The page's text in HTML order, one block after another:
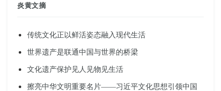
炎黄文摘
传统文化正以鲜活姿态融入现代生活
世界遗产是联通中国与世界的桥梁
文化遗产保护见人见物见生活
擦亮中华文明重要名片——习近平文化思想引领中国